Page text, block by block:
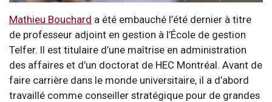
Mathieu Bouchard a été embauché l’été dernier à titre
de professeur adjoint en gestion à l’École de gestion
Telfer. Il est titulaire d’une maîtrise en administration
des affaires et d’un doctorat de HEC Montréal. Avant de
faire carrière dans le monde universitaire, il a d’abord
travaillé comme conseiller stratégique pour de grandes